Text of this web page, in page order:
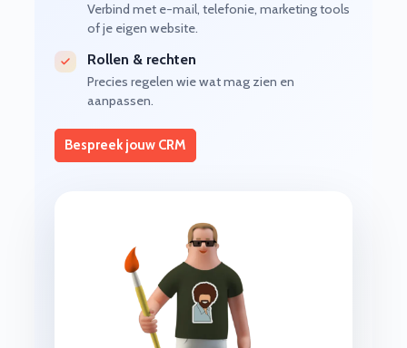
Verbind met e-mail, telefonie, marketing tools
of je eigen website.
Rollen & rechten
Precies regelen wie wat mag zien en
aanpassen.
Bespreek jouw CRM